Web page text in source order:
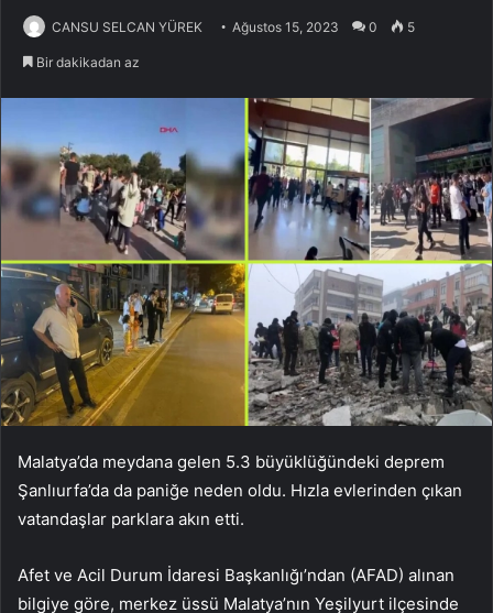
CANSU SELCAN YÜREK Ağustos 15, 2023 0 5
Bir dakikadan az
Malatya’da meydana gelen 5.3 büyüklüğündeki deprem
Şanlıurfa’da da paniğe neden oldu. Hızla evlerinden çıkan
vatandaşlar parklara akın etti.
Afet ve Acil Durum İdaresi Başkanlığı’ndan (AFAD) alınan
bilgiye göre, merkez üssü Malatya’nın Yeşilyurt ilçesinde